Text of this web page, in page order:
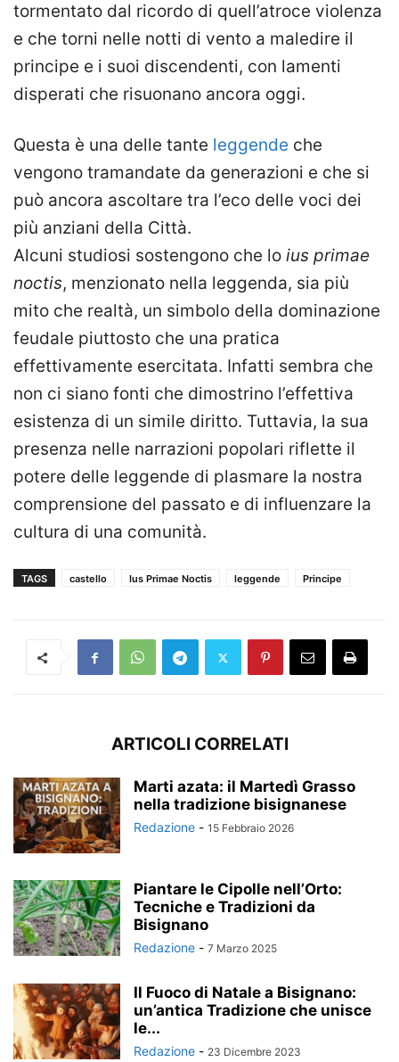
tormentato dal ricordo di quell’atroce violenza
e che torni nelle notti di vento a maledire il
principe e i suoi discendenti, con lamenti
disperati che risuonano ancora oggi.
Questa è una delle tante leggende che
vengono tramandate da generazioni e che si
può ancora ascoltare tra l’eco delle voci dei
più anziani della Città.
Alcuni studiosi sostengono che lo ius primae
noctis, menzionato nella leggenda, sia più
mito che realtà, un simbolo della dominazione
feudale piuttosto che una pratica
effettivamente esercitata. Infatti sembra che
non ci siano fonti che dimostrino l’effettiva
esistenza di un simile diritto. Tuttavia, la sua
presenza nelle narrazioni popolari riflette il
potere delle leggende di plasmare la nostra
comprensione del passato e di influenzare la
cultura di una comunità.
TAGS castello Ius Primae Noctis leggende Principe
ARTICOLI CORRELATI
Marti azata: il Martedì Grasso
nella tradizione bisignanese
Redazione - 15 Febbraio 2026
Piantare le Cipolle nell’Orto:
Tecniche e Tradizioni da
Bisignano
Redazione - 7 Marzo 2025
Il Fuoco di Natale a Bisignano:
un’antica Tradizione che unisce
le...
Redazione - 23 Dicembre 2023